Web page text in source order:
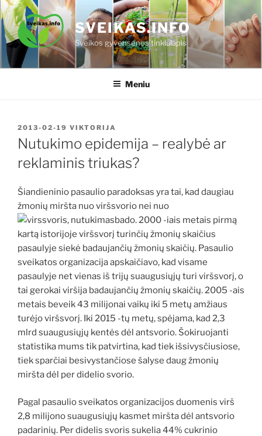
Eiti
prie
turinio
SVEIKAS.INFO
Sveikos gyvensenos tinklalapis
Meniu
PASKELBTA
2013-02-19 VIKTORIJA
Nutukimo epidemija – realybė ar
reklaminis triukas?
Šiandieninio pasaulio paradoksas yra tai, kad daugiau
žmonių miršta nuo viršsvorio nei nuo
bado. 2000 -iais metais pirmą
kartą istorijoje viršsvorį turinčių žmonių skaičius
pasaulyje siekė badaujančių žmonių skaičių. Pasaulio
sveikatos organizacija apskaičiavo, kad visame
pasaulyje net vienas iš trijų suaugusiųjų turi viršsvorį, o
tai gerokai viršija badaujančių žmonių skaičių. 2005 -ais
metais beveik 43 milijonai vaikų iki 5 metų amžiaus
turėjo viršsvorį. Iki 2015 -tų metų, spėjama, kad 2,3
mlrd suaugusiųjų kentės dėl antsvorio. Šokiruojanti
statistika mums tik patvirtina, kad tiek išsivysčiusiose,
tiek sparčiai besivystančiose šalyse daug žmonių
miršta dėl per didelio svorio.
Pagal pasaulio sveikatos organizacijos duomenis virš
2,8 milijono suaugusiųjų kasmet miršta dėl antsvorio
padarinių. Per didelis svoris sukelia 44% cukrinio